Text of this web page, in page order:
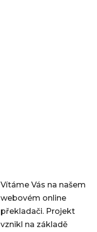
Vítáme Vás na našem
webovém online
překladači. Projekt
vznikl na základě